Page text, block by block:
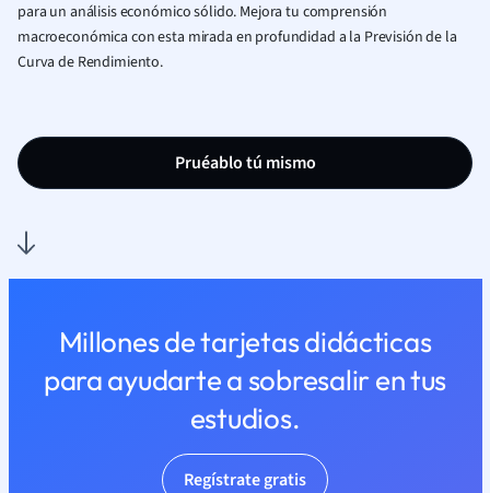
para un análisis económico sólido. Mejora tu comprensión
macroeconómica con esta mirada en profundidad a la Previsión de la
Curva de Rendimiento.
Pruéablo tú mismo
Millones de tarjetas didácticas
para ayudarte a sobresalir en tus
estudios.
Regístrate gratis